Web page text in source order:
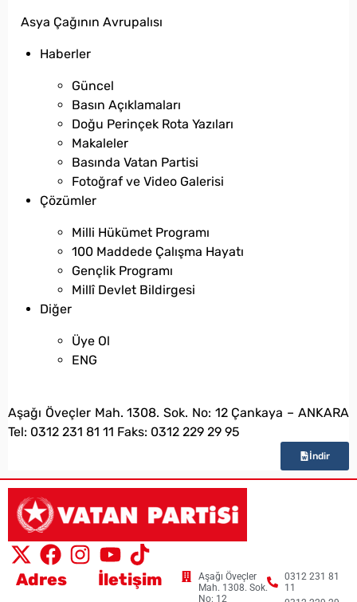
Asya Çağının Avrupalısı
Haberler
Güncel
Basın Açıklamaları
Doğu Perinçek Rota Yazıları
Makaleler
Basında Vatan Partisi
Fotoğraf ve Video Galerisi
Çözümler
Milli Hükümet Programı
100 Maddede Çalışma Hayatı
Gençlik Programı
Millî Devlet Bildirgesi
Diğer
Üye Ol
ENG
Aşağı Öveçler Mah. 1308. Sok. No: 12 Çankaya – ANKARA
Tel: 0312 231 81 11 Faks: 0312 229 29 95
İndir
Adres
Aşağı Öveçler
Mah. 1308. Sok.
No: 12
İletişim
0312 231 81
11